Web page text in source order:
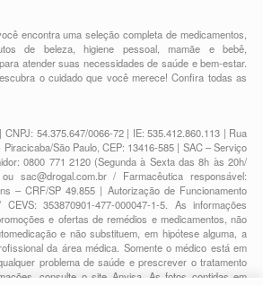
encontra uma seleção completa demedicamentos
de beleza,higiene pessoal,mamãe e bebê
atender suas necessidades de saúde e bem-estar.
o cuidado que você merece!Confira todas as
54.375.647/0066-72 | IE: 535.412.860.113 | Rua
São Paulo, CEP: 13416-585 | SAC – Serviço
0800 771 2120 (Segunda à Sexta das 8h às 20h/
sac@drogal.com.br/ Farmacêutica responsável:
– CRF/SP 49.855 | Autorização de Funcionamento
353870901-477-000047-1-5. As informações
e ofertas de remédios e medicamentos, não
e não substituem, em hipótese alguma, a
da área médica. Somente o médico está em
problema de saúde e prescrever o tratamento
consulte o site Anvisa. As fotos contidas em